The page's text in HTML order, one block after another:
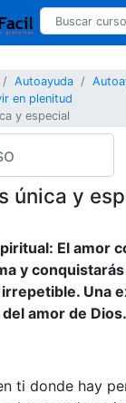
Autoayuda
en plenitud
y especial
única y
El amor
y
Una
del amor de Dios.
ti donde hay